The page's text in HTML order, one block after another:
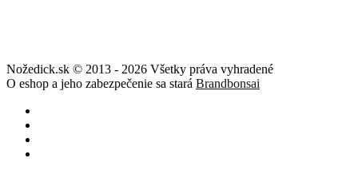
Nožedick.sk © 2013 - 2026 Všetky práva vyhradené
O eshop a jeho zabezpečenie sa stará Brandbonsai